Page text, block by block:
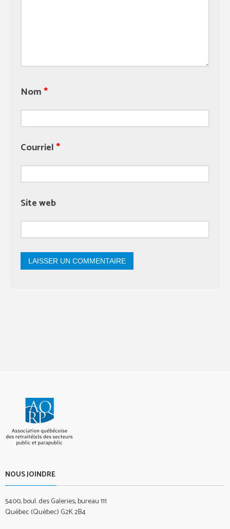
Nom*
Courriel*
Site web
NOUS JOINDRE
5400, boul. des Galeries, bureau 111
Québec (Québec) G2K 2B4